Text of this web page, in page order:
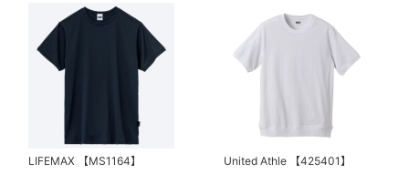
LIFEMAX 【MS1164】 United Athle 【425401】